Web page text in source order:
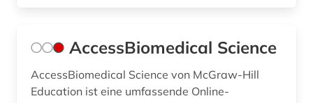
cell biology (1)
charité - universitätsmedizin (1)
AccessBiomedical Science
AccessBiomedical Science von McGraw-Hill
Education ist eine umfassende Online-